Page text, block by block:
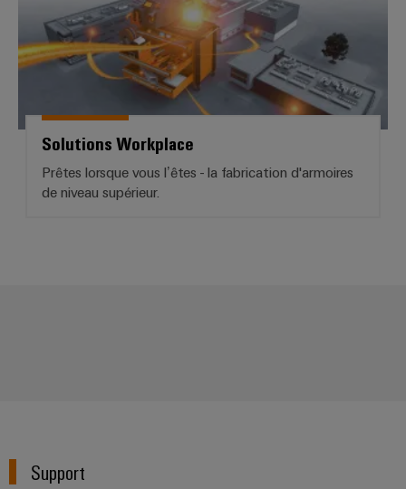
Solutions Workplace
Prêtes lorsque vous l’êtes - la fabrication d'armoires
de niveau supérieur.
Support